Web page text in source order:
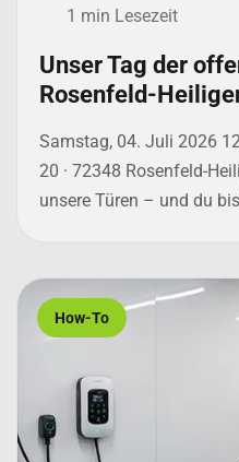
1 min Lesezeit
Unser Tag der
Rosenfeld-
Samstag, 04. Juli 2026
20 · 72348 Rosenfeld-
unsere Türen – und du
How-To